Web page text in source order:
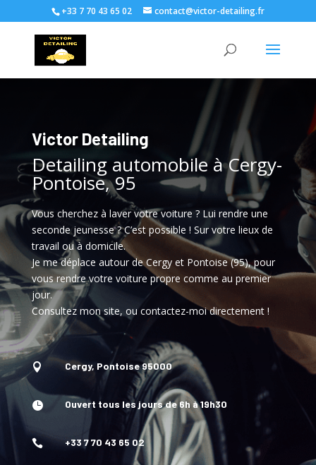
+33 7 70 43 65 02 contact@victor-detailing.fr
Victor Detailing
Detailing automobile à Cergy-
Pontoise, 95
Vous cherchez à laver votre voiture ? Lui rendre une
seconde jeunesse ? C’est possible ! Sur votre lieux de
travail ou à domicile.
Je me déplace autour de Cergy et Pontoise (95), pour
vous rendre votre voiture propre comme au premier
jour.
Consultez mon site, ou contactez-moi directement !
 Cergy, Pontoise 95000
 Ouvert tous les jours de 6h à 19h30
 +33 7 70 43 65 02